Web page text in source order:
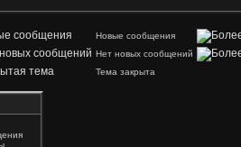
Новые сообщения
Нет новых сообщений
Тема закрыта